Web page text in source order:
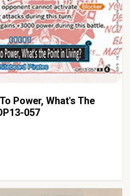
Power, What's The
057